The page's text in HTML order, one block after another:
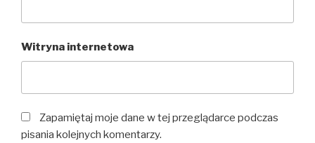
Witryna internetowa
Zapamiętaj moje dane w tej przeglądarce podczas
pisania kolejnych komentarzy.